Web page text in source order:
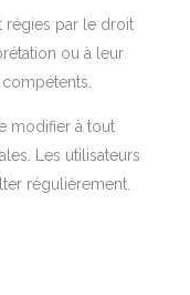
régies par le droit
ou à leur
modifier à tout
Les utilisateurs
régulièrement.